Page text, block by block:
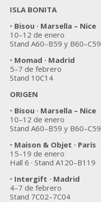
ISLA BONITA
• Bisou · Marsella – Nice
10–12 de enero
Stand A60–B59 y B60–C59
• Momad · Madrid
5–7 de febrero
Stand 10C14
ORIGEN
• Bisou · Marsella – Nice
10–12 de enero
Stand A60–B59 y B60–C59
• Maison & Objet · París
15–19 de enero
Hall 6 · Stand A120–B119
• Intergift · Madrid
4–7 de febrero
Stand 7C02–7C04